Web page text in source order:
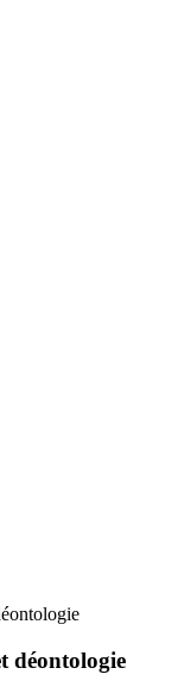
déontologie